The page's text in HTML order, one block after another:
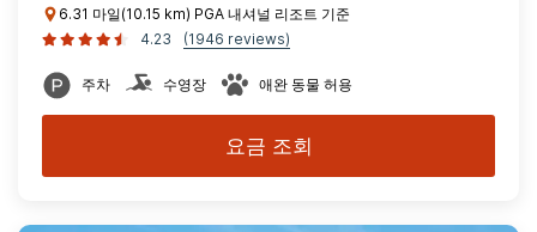
6.31 마일(10.15 km) PGA 내셔널 리조트 기준
4.23
(1946 reviews)
주차 수영장 애완 동물 허용
요금 조회